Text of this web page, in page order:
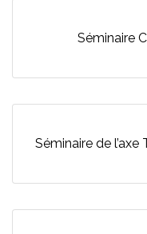
Séminaire
Séminaire de